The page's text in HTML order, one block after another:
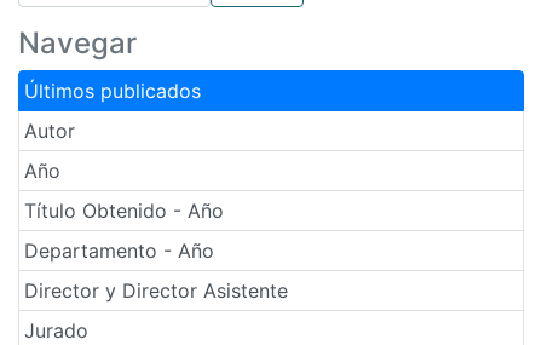
Navegar
Últimos publicados
Autor
Año
Título Obtenido - Año
Departamento - Año
Director y Director Asistente
Jurado